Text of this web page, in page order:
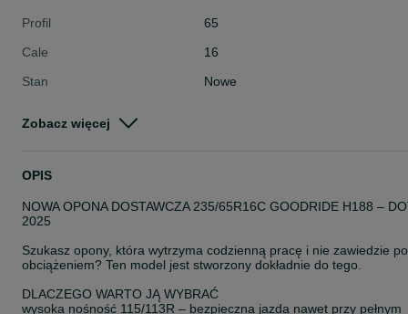
Profil
65
Cale
16
Stan
Nowe
Szerokość
Zobacz więcej
OPIS
NOWA OPONA DOSTAWCZA 235/65R16C GOODRIDE H188 –
2025
Szukasz opony, która wytrzyma codzienną pracę i nie zawiedzie
obciążeniem? Ten model jest stworzony dokładnie do tego.
DLACZEGO WARTO JĄ WYBRAĆ
wysoka nośność 115/113R – bezpieczna jazda nawet przy pełnym